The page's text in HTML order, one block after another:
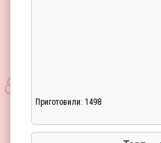
Приготовили: 1498